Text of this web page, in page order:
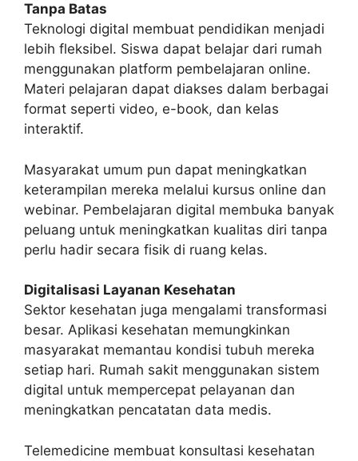
Tanpa Batas
Teknologi digital membuat pendidikan menjadi
lebih fleksibel. Siswa dapat belajar dari rumah
menggunakan platform pembelajaran online.
Materi pelajaran dapat diakses dalam berbagai
format seperti video, e-book, dan kelas
interaktif.
Masyarakat umum pun dapat meningkatkan
keterampilan mereka melalui kursus online dan
webinar. Pembelajaran digital membuka banyak
peluang untuk meningkatkan kualitas diri tanpa
perlu hadir secara fisik di ruang kelas.
Digitalisasi Layanan Kesehatan
Sektor kesehatan juga mengalami transformasi
besar. Aplikasi kesehatan memungkinkan
masyarakat memantau kondisi tubuh mereka
setiap hari. Rumah sakit menggunakan sistem
digital untuk mempercepat pelayanan dan
meningkatkan pencatatan data medis.
Telemedicine membuat konsultasi kesehatan